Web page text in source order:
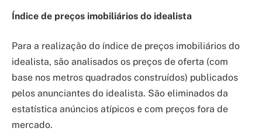
Índice de preços imobiliários do idealista
Para a realização do índice de preços imobiliários do
idealista, são analisados ​​os preços de oferta (com
base nos metros quadrados construídos) publicados
pelos anunciantes do idealista. São eliminados da
estatística anúncios atípicos e com preços fora de
mercado.